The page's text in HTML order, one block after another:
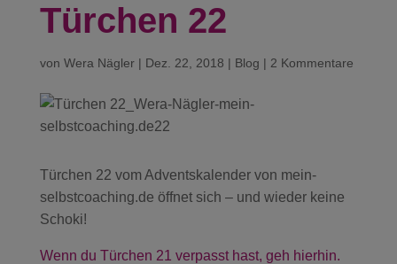
Türchen 22
von Wera Nägler| Dez. 22, 2018 | Blog | 2 Kommentare
Türchen 22 vom Adventskalender von mein-
selbstcoaching.de öffnet sich – und wieder keine
Schoki!
Wenn du Türchen 21 verpasst hast, geh hierhin.